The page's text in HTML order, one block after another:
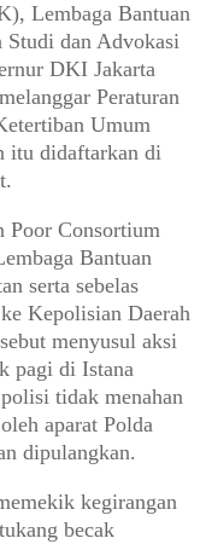
Lembaga Bantuan
Studi dan Advokasi
DKI Jakarta
Peraturan
Umum
itu didaftarkan di
Poor Consortium
Bantuan
serta sebelas
Kepolisian Daerah
menyusul aksi
pagi di Istana
tidak menahan
aparat Polda
dipulangkan.
kegirangan
becak